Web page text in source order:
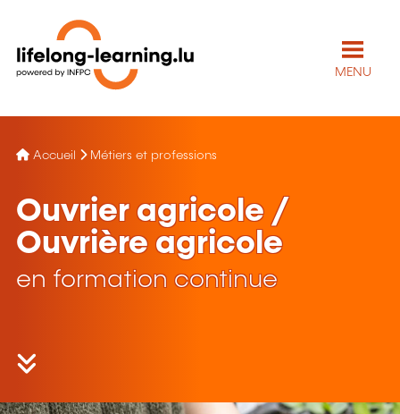
MENU
Accueil Métiers et professions
Ouvrier agricole /
Ouvrière agricole
en formation continue